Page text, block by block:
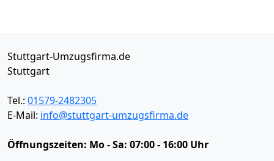
Stuttgart-Umzugsfirma.de
Stuttgart
Tel.: 01579-2482305
E-Mail: info@stuttgart-umzugsfirma.de
Öffnungszeiten: Mo - Sa: 07:00 - 16:00 Uhr